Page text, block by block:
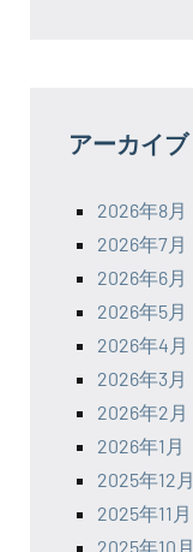
アーカイブ
2026年8月
2026年7月
2026年6月
2026年5月
2026年4月
2026年3月
2026年2月
2026年1月
2025年12月
2025年11月
2025年10月